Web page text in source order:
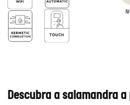
Descubra a salamandra